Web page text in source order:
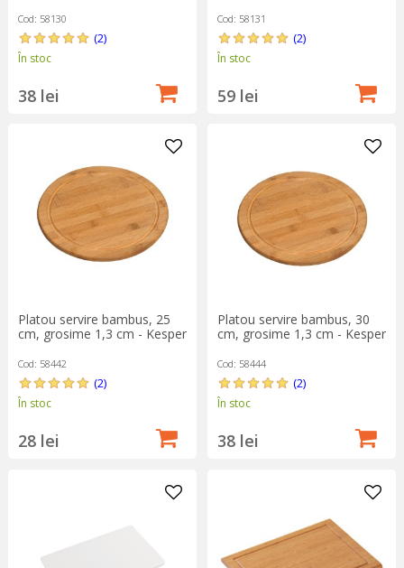
Cod: 58130
(2)
În stoc
38 lei
Cod: 58131
(2)
În stoc
59 lei
Platou servire bambus, 25
cm, grosime 1,3 cm - Kesper
Cod: 58442
(2)
În stoc
28 lei
Platou servire bambus, 30
cm, grosime 1,3 cm - Kesper
Cod: 58444
(2)
În stoc
38 lei